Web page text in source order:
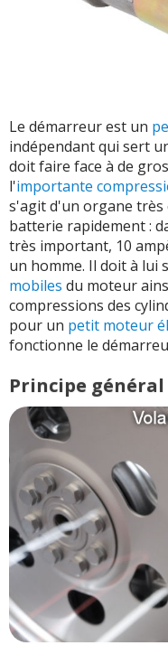
Le démarreur est un
indépendant qui sert
doit faire face à de
l'importante
s'agit d'un organe
batterie rapidement :
très important, 10
un homme. Il doit à lui
mobiles du moteur
compressions des
pour un petit moteur
fonctionne le
Principe général